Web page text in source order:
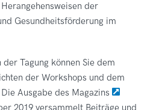
der
Gesundheitsförderung im
Tagung können Sie dem
der Workshops und dem
Ausgabe des Magazins
2019 versammelt Beiträge und